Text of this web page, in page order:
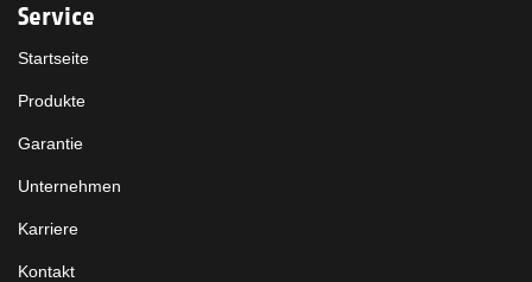
Service
Startseite
Produkte
Garantie
Unternehmen
Karriere
Kontakt